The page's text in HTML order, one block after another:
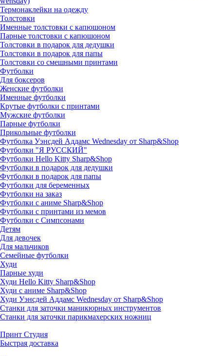
Термонаклейки на одежду
Толстовки
Именные толстовки с капюшоном
Парные толстовки с капюшоном
Толстовки в подарок для дедушки
Толстовки в подарок для папы
Толстовки со смешными принтами
Футболки
Для боксеров
Женские футболки
Именные футболки
Крутые футболки с принтами
Мужские футболки
Парные футболки
Прикольные футболки
Футболка Уэнсдей Аддамс Wednesday от Sharp&Shop
Футболки "Я РУССКИЙ"
Футболки Hello Kitty Sharp&Shop
Футболки в подарок для дедушки
Футболки в подарок для папы
Футболки для беременных
Футболки на заказ
Футболки с аниме Sharp&Shop
Футболки с принтами из мемов
Футболки с Симпсонами
Детям
Для девочек
Для мальчиков
Семейные футболки
Худи
Парные худи
Худи Hello Kitty Sharp&Shop
Худи с аниме Sharp&Shop
Худи Уэнсдей Аддамс Wednesday от Sharp&Shop
Станки для заточки маникюрных инструментов
Станки для заточки парикмахерских ножниц
Принт Студия
Быстрая доставка